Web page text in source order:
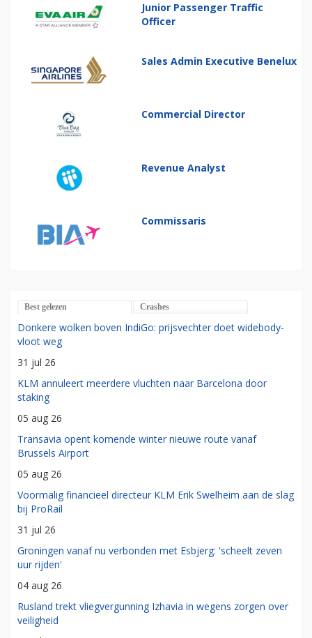
Junior Passenger Traffic
Officer
Sales Admin Executive Benelux
Commercial Director
Revenue Analyst
Commissaris
Best gelezen Crashes
Donkere wolken boven IndiGo: prijsvechter doet widebody-
vloot weg
31 jul 26
KLM annuleert meerdere vluchten naar Barcelona door
staking
05 aug 26
Transavia opent komende winter nieuwe route vanaf
Brussels Airport
05 aug 26
Voormalig financieel directeur KLM Erik Swelheim aan de slag
bij ProRail
31 jul 26
Groningen vanaf nu verbonden met Esbjerg: 'scheelt zeven
uur rijden'
04 aug 26
Rusland trekt vliegvergunning Izhavia in wegens zorgen over
veiligheid